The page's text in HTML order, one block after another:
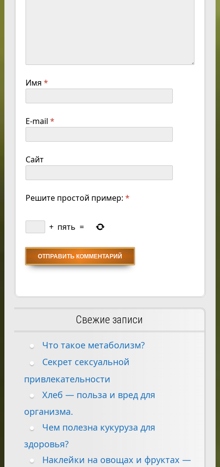
Имя *
E-mail *
Сайт
Решите простой пример: *
+ пять =
Свежие записи
Что такое метаболизм?
Секрет сексуальной
привлекательности
Хлеб — польза и вред для
организма.
Чем полезна кукуруза для
здоровья?
Наклейки на овощах и фруктах —